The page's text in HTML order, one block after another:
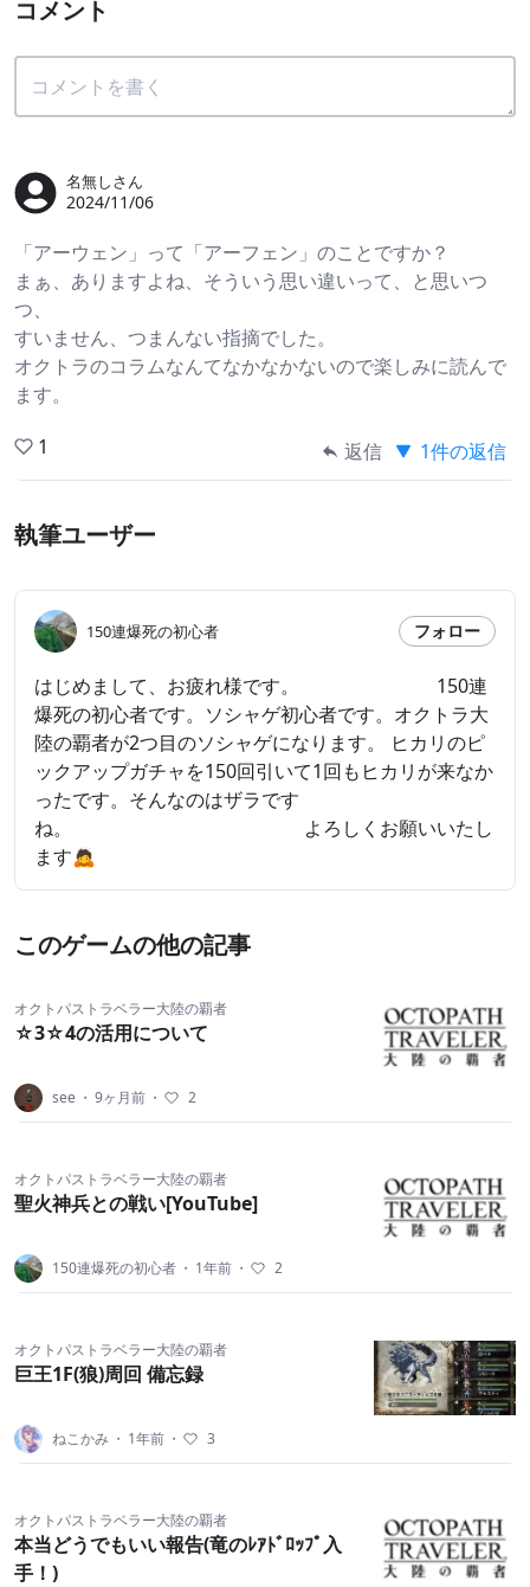
コメント
名無しさん
2024/11/06
「アーウェン」って「アーフェン」のことですか？
まぁ、ありますよね、そういう思い違いって、と思いつ
つ、
すいません、つまんない指摘でした。
オクトラのコラムなんてなかなかないので楽しみに読んで
ます。
1
返信 1件の返信
執筆ユーザー
150連爆死の初心者 フォロー
はじめまして、お疲れ様です。 150連
爆死の初心者です。ソシャゲ初心者です。オクトラ大
陸の覇者が2つ目のソシャゲになります。 ヒカリのピ
ックアップガチャを150回引いて1回もヒカリが来なか
ったです。そんなのはザラです
ね。 よろしくお願いいたし
ます🙇
このゲームの他の記事
オクトパストラベラー大陸の覇者
☆3☆4の活用について
see ・ 9ヶ月前 ・ 2
オクトパストラベラー大陸の覇者
聖火神兵との戦い[YouTube]
150連爆死の初心者 ・ 1年前 ・ 2
オクトパストラベラー大陸の覇者
巨王1F(狼)周回 備忘録
ねこかみ ・ 1年前 ・ 3
オクトパストラベラー大陸の覇者
本当どうでもいい報告(竜のﾚｱﾄﾞﾛｯﾌﾟ入
手！)